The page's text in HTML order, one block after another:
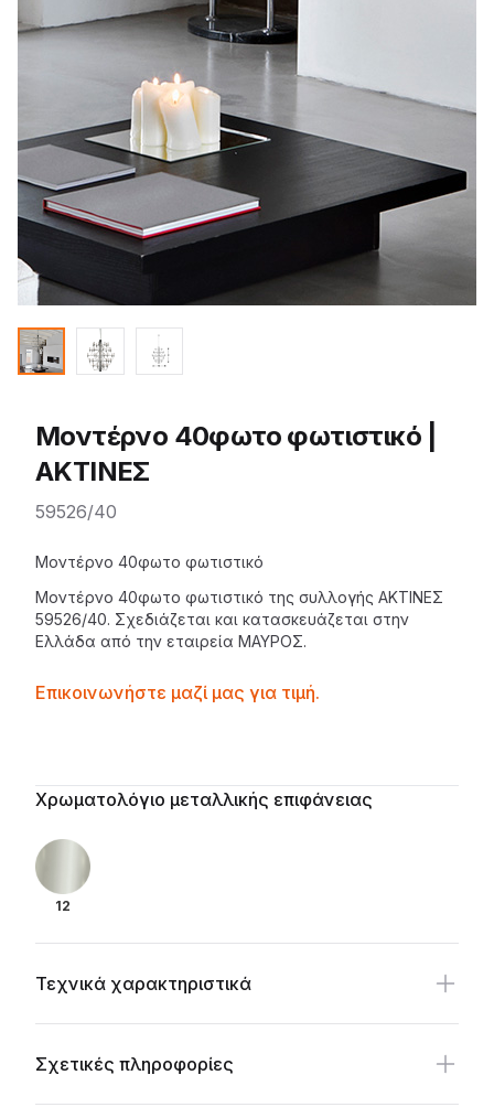
Μοντέρνο 40φωτο φωτιστικό |
ΑΚΤΙΝΕΣ
59526/40
Description
Μοντέρνο 40φωτο φωτιστικό
Μοντέρνο 40φωτο φωτιστικό της συλλογής ΑΚΤΙΝΕΣ
59526/40. Σχεδιάζεται και κατασκευάζεται στην
Ελλάδα από την εταιρεία ΜΑΥΡΟΣ.
Contactprice
Επικοινωνήστε μαζί μας για τιμή.
Additional details
Χρωματολόγιο μεταλλικής επιφάνειας
12
Τεχνικά χαρακτηριστικά
Σχετικές πληροφορίες